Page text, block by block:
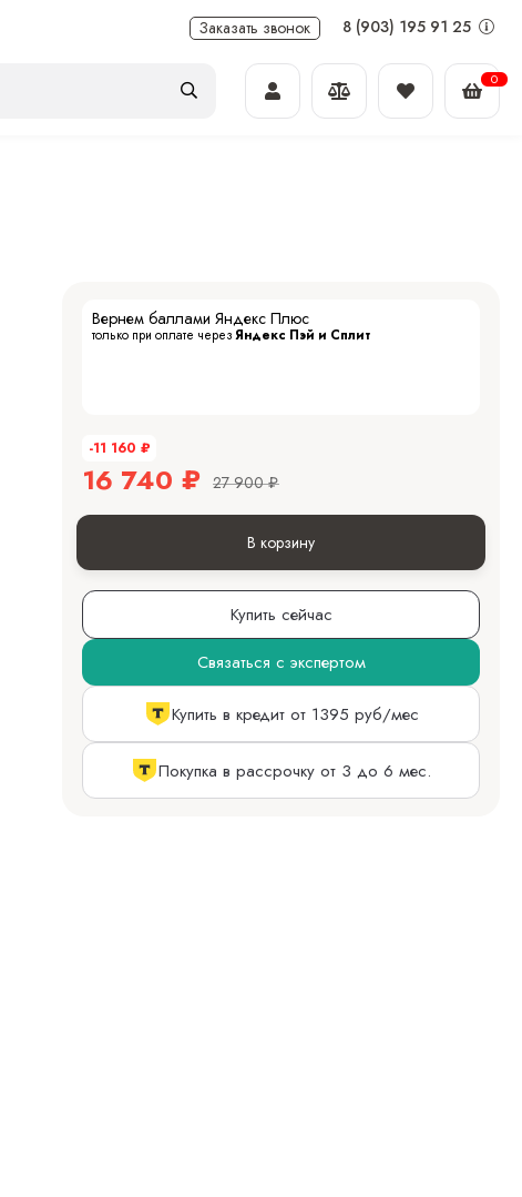
Заказать звонок 8 (903) 195 91 25
0
Вернем баллами Яндекс Плюс
только при оплате черезЯндекс Пэй и Сплит
-11 160 ₽
16 740 ₽ 27 900 ₽
В корзину
Купить сейчас
Связаться с экспертом
Купить в кредит от 1395 руб/мес
Покупка в рассрочку от 3 до 6 мес.